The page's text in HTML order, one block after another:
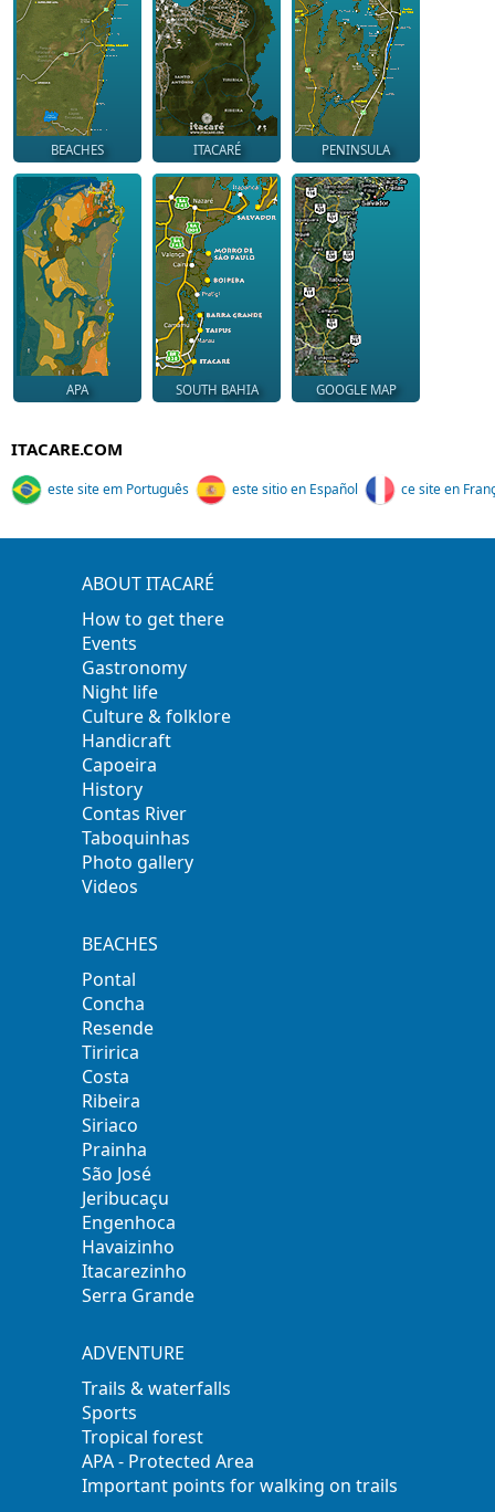
BEACHES ITACARÉ PENINSULA
APA SOUTH BAHIA GOOGLE MAP
ITACARE.COM
este site em Português este sitio en Español ce site en
ABOUT ITACARÉ
How to get there
Events
Gastronomy
Night life
Culture & folklore
Handicraft
Capoeira
History
Contas River
Taboquinhas
Photo gallery
Videos
BEACHES
Pontal
Concha
Resende
Tiririca
Costa
Ribeira
Siriaco
Prainha
São José
Jeribucaçu
Engenhoca
Havaizinho
Itacarezinho
Serra Grande
ADVENTURE
Trails & waterfalls
Sports
Tropical forest
APA - Protected Area
Important points for walking on trails